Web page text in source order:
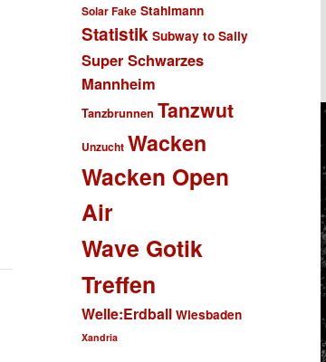
Solar Fake Stahlmann
Statistik Subway to Sally
Super Schwarzes
Mannheim
Tanzbrunnen Tanzwut
Unzucht Wacken
Wacken Open
Air
Wave Gotik
Treffen
Welle:Erdball Wiesbaden
Xandria